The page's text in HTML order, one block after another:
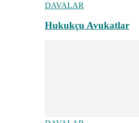
DAVALAR
Hukukçu Avukatlar